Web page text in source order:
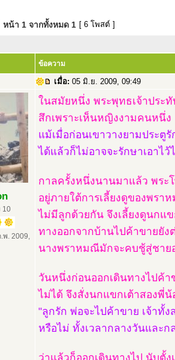
หน้า 1 จากทั้งหมด 1 [ 6 โพสต์ ]
ข้อความ
เมื่อ: 05 มิ.ย. 2009, 09:49
10
พ. 2009,
ในสมัยหนึ่ง พระพุทธเจ้าประ
สึกเพราะเห็นหญิงงามคนหนึ่ง
แม้เมื่อก่อนเขาวางยามประตู
ได้แล้วก็ไม่อาจจะรักษาเอาไว้
กาลครั้งหนึ่งนานมาแล้ว พระ
อยู่ภายใต้การเลี้ยงดูของพร
ไม่มีลูกด้วยกัน จึงเลี้ยงดูนกแ
ทางออกจากบ้านไปค้าขายยั
นางพราหมณีมักจะคบชู้สู่ชาย
วันหนึ่งก่อนออกเดินทางไปค้
ไม่ได้ จึงสั่งนกแขกเต้าสองพี่น้
"ลูกรัก พ่อจะไปค้าขาย เจ้าทั้
หรือไม่ ทั้งเวลากลางวันและก
ว่าแล้วก็ออกเดินทางไป นับ